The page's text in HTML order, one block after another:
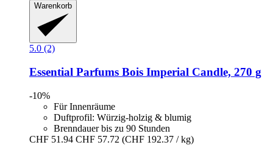
Warenkorb
5.0 (2)
Essential Parfums Bois Imperial Candle, 270 g
-10%
Für Innenräume
Duftprofil: Würzig-holzig & blumig
Brenndauer bis zu 90 Stunden
CHF 51.94 CHF 57.72 (CHF 192.37 / kg)